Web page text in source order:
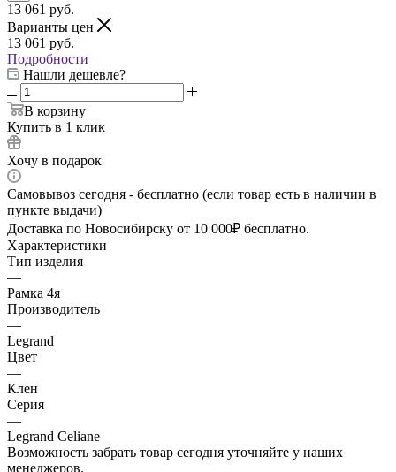
13 061 руб.
Варианты цен
13 061 руб.
Подробности
Нашли дешевле?
В корзину
Купить в 1 клик
Хочу в подарок
Самовывоз сегодня - бесплатно (если товар есть в наличии в
пункте выдачи)
Доставка по Новосибирску от 10 000₽ бесплатно.
Характеристики
Тип изделия
—
Рамка 4я
Производитель
—
Legrand
Цвет
—
Клен
Серия
—
Legrand Celiane
Возможность забрать товар сегодня уточняйте у наших
менеджеров.